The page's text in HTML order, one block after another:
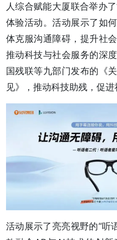
人综合赋能大厦联合举办
体验活动。活动展示了如
体克服沟通障碍，提升社
推动科技与社会服务的深
国残联等九部门发布的《
见》，推动科技助残，促进
活动展示了亮亮视野的“听